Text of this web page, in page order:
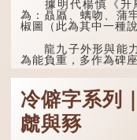
音，...
據明代楊慎《升庵
為：贔屭、螭吻、蒲
椒圖（此為其中一種說
龍九子外形與能力
為能負重，多作為碑
冷僻字系列｜
虤與豩